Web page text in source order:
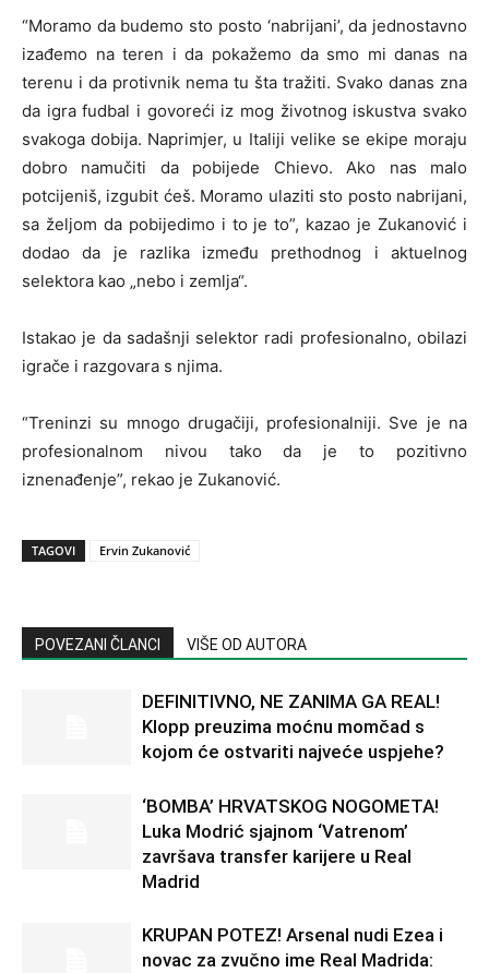
“Moramo da budemo sto posto ‘nabrijani’, da jednostavno
izađemo na teren i da pokažemo da smo mi danas na
terenu i da protivnik nema tu šta tražiti. Svako danas zna
da igra fudbal i govoreći iz mog životnog iskustva svako
svakoga dobija. Naprimjer, u Italiji velike se ekipe moraju
dobro namučiti da pobijede Chievo. Ako nas malo
potcijeniš, izgubit ćeš. Moramo ulaziti sto posto nabrijani,
sa željom da pobijedimo i to je to”, kazao je Zukanović i
dodao da je razlika između prethodnog i aktuelnog
selektora kao „nebo i zemlja“.
Istakao je da sadašnji selektor radi profesionalno, obilazi
igrače i razgovara s njima.
“Treninzi su mnogo drugačiji, profesionalniji. Sve je na
profesionalnom nivou tako da je to pozitivno
iznenađenje”, rekao je Zukanović.
TAGOVI Ervin Zukanović
POVEZANI ČLANCI VIŠE OD AUTORA
DEFINITIVNO, NE ZANIMA GA REAL!
Klopp preuzima moćnu momčad s
kojom će ostvariti najveće uspjehe?
‘BOMBA’ HRVATSKOG NOGOMETA!
Luka Modrić sjajnom ‘Vatrenom’
završava transfer karijere u Real
Madrid
KRUPAN POTEZ! Arsenal nudi Ezea i
novac za zvučno ime Real Madrida: